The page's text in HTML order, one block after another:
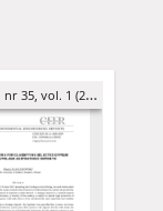
35, vol. 1 (2025)